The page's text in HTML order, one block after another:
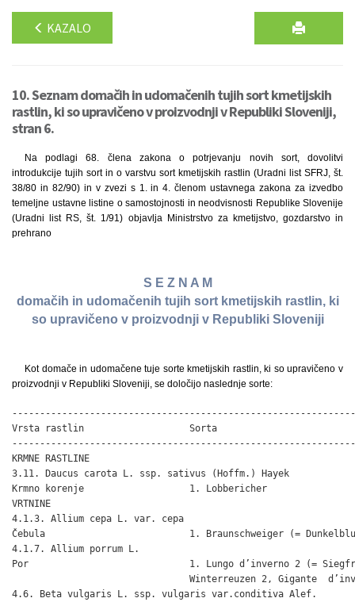
KAZALO
10. Seznam domačih in udomačenih tujih sort kmetijskih
rastlin, ki so upravičeno v proizvodnji v Republiki Sloveniji,
stran 6.
Na podlagi 68. člena zakona o potrjevanju novih sort, dovolitvi
introdukcije tujih sort in o varstvu sort kmetijskih rastlin (Uradni list SFRJ, št.
38/80 in 82/90) in v zvezi s 1. in 4. členom ustavnega zakona za izvedbo
temeljne ustavne listine o samostojnosti in neodvisnosti Republike Slovenije
(Uradni list RS, št. 1/91) objavlja Ministrstvo za kmetijstvo, gozdarstvo in
prehrano
S E Z N A M
domačih in udomačenih tujih sort kmetijskih rastlin, ki
so upravičeno v proizvodnji v Republiki Sloveniji
Kot domače in udomačene tuje sorte kmetijskih rastlin, ki so upravičeno v
proizvodnji v Republiki Sloveniji, se določijo naslednje sorte:
Vrsta rastlin                   Sorta
KRMNE RASTLINE
3.11. Daucus carota L. ssp. sativus (Hoffm.) Hayek
Krmno korenje                   1. Lobbericher
VRTNINE
4.1.3. Allium cepa L. var. cepa
Čebula                          1. Braunschweiger (=
4.1.7. Allium porrum L.
Por                             1. Lungo d’inverno 2 (=
Winterreuzen 2, Gigante
4.6. Beta vulgaris L. ssp. vulgaris var.conditiva Alef.